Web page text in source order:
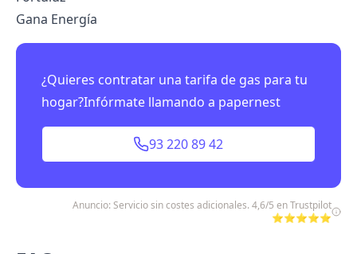
Gana Energía
¿Quieres contratar una tarifa de gas para tu
hogar?Infórmate llamando a papernest
93 220 89 42
Anuncio: Servicio sin costes adicionales. 4,6/5 en Trustpilot
⭐⭐⭐⭐⭐